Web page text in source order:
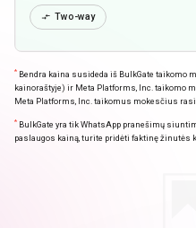
 Two-way
* Bendra kaina susideda iš BulkGate taikomo
kainoraštyje) ir Meta Platforms, Inc. taikomo
Meta Platforms, Inc. taikomus mokesčius
* BulkGate yra tik WhatsApp pranešimų
paslaugos kainą, turite pridėti faktinę žinutės